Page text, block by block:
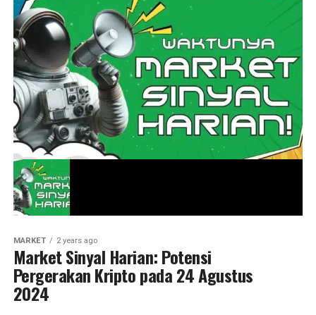
MARKET 2 years ago
Market Sinyal Harian: Potensi
Pergerakan Kripto pada 24 Agustus
2024